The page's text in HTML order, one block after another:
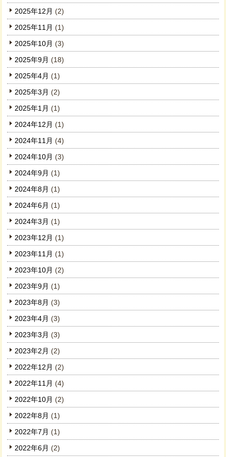
2025年12月 (2)
2025年11月 (1)
2025年10月 (3)
2025年9月 (18)
2025年4月 (1)
2025年3月 (2)
2025年1月 (1)
2024年12月 (1)
2024年11月 (4)
2024年10月 (3)
2024年9月 (1)
2024年8月 (1)
2024年6月 (1)
2024年3月 (1)
2023年12月 (1)
2023年11月 (1)
2023年10月 (2)
2023年9月 (1)
2023年8月 (3)
2023年4月 (3)
2023年3月 (3)
2023年2月 (2)
2022年12月 (2)
2022年11月 (4)
2022年10月 (2)
2022年8月 (1)
2022年7月 (1)
2022年6月 (2)